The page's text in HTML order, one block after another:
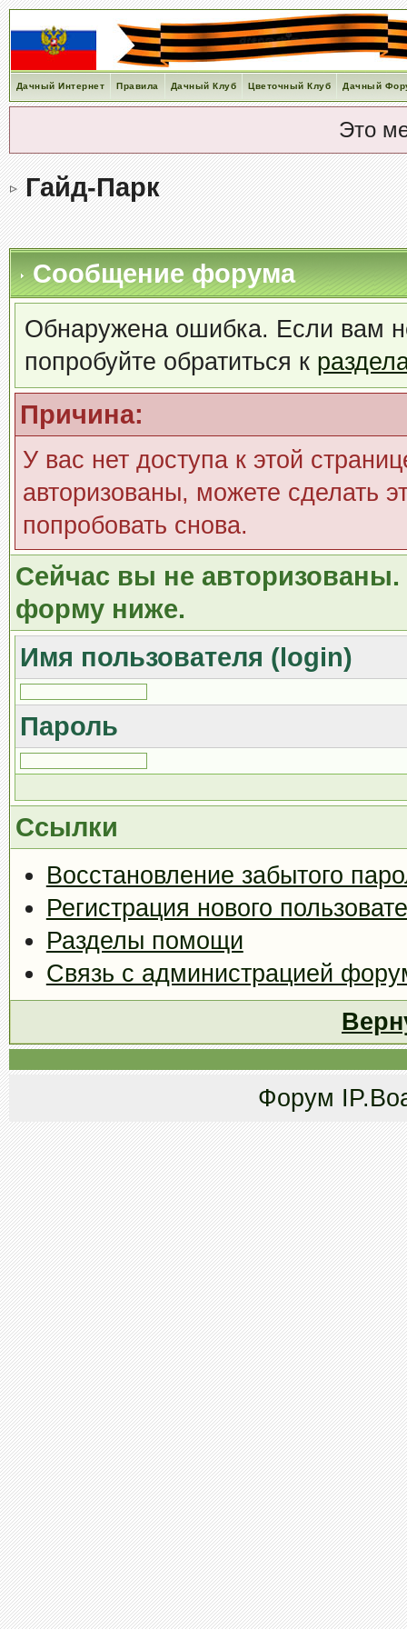
Дачный Интернет Правила Дачный Клуб Цветочный Клуб Дачный
Это
Гайд-Парк
Сообщение форума
Обнаружена ошибка. Если вам
попробуйте обратиться к
Причина:
У вас нет доступа к этой
авторизованы, можете сделать
попробовать снова.
Сейчас вы не авторизованы.
форму ниже.
Имя пользователя (login)
Пароль
Ссылки
Восстановление забытого
Регистрация нового
Разделы помощи
Связь с администрацией
Форум